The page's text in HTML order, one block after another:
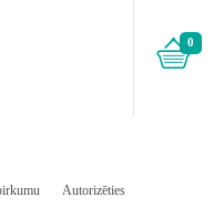
0
Autorizēties